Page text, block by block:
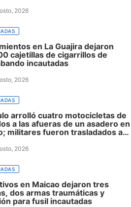
2026
en La Guajira dejaron
cajetillas de cigarrillos de
incautadas
2026
arrolló cuatro motocicletas de
a las afueras de un asadero en
militares fueron trasladados a
2026
en Maicao dejaron tres
dos armas traumáticas y
para fusil incautadas